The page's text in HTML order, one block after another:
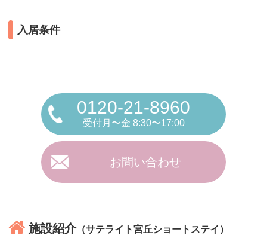
入居条件
0120-21-8960
受付月〜金 8:30〜17:00
お問い合わせ
施設紹介（サテライト宮丘ショートステイ）